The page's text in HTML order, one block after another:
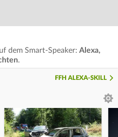
dem Smart-Speaker: Alexa,
.
FFH ALEXA-SKILL